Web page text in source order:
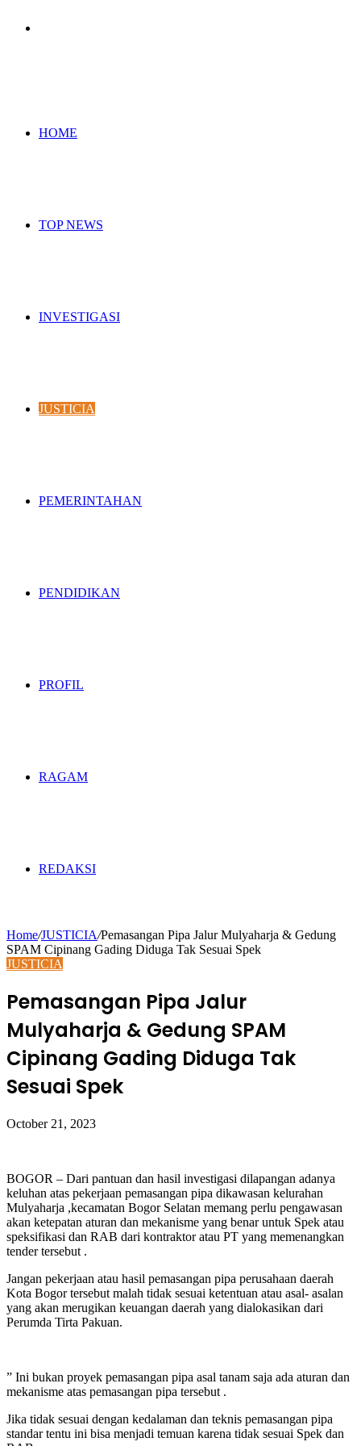
HOME
TOP NEWS
INVESTIGASI
JUSTICIA
PEMERINTAHAN
PENDIDIKAN
PROFIL
RAGAM
REDAKSI
Home/JUSTICIA/Pemasangan Pipa Jalur Mulyaharja & Gedung
SPAM Cipinang Gading Diduga Tak Sesuai Spek
JUSTICIA
Pemasangan Pipa Jalur
Mulyaharja & Gedung SPAM
Cipinang Gading Diduga Tak
Sesuai Spek
October 21, 2023
BOGOR – Dari pantuan dan hasil investigasi dilapangan adanya
keluhan atas pekerjaan pemasangan pipa dikawasan kelurahan
Mulyaharja ,kecamatan Bogor Selatan memang perlu pengawasan
akan ketepatan aturan dan mekanisme yang benar untuk Spek atau
speksifikasi dan RAB dari kontraktor atau PT yang memenangkan
tender tersebut .
Jangan pekerjaan atau hasil pemasangan pipa perusahaan daerah
Kota Bogor tersebut malah tidak sesuai ketentuan atau asal- asalan
yang akan merugikan keuangan daerah yang dialokasikan dari
Perumda Tirta Pakuan.
” Ini bukan proyek pemasangan pipa asal tanam saja ada aturan dan
mekanisme atas pemasangan pipa tersebut .
Jika tidak sesuai dengan kedalaman dan teknis pemasangan pipa
standar tentu ini bisa menjadi temuan karena tidak sesuai Spek dan